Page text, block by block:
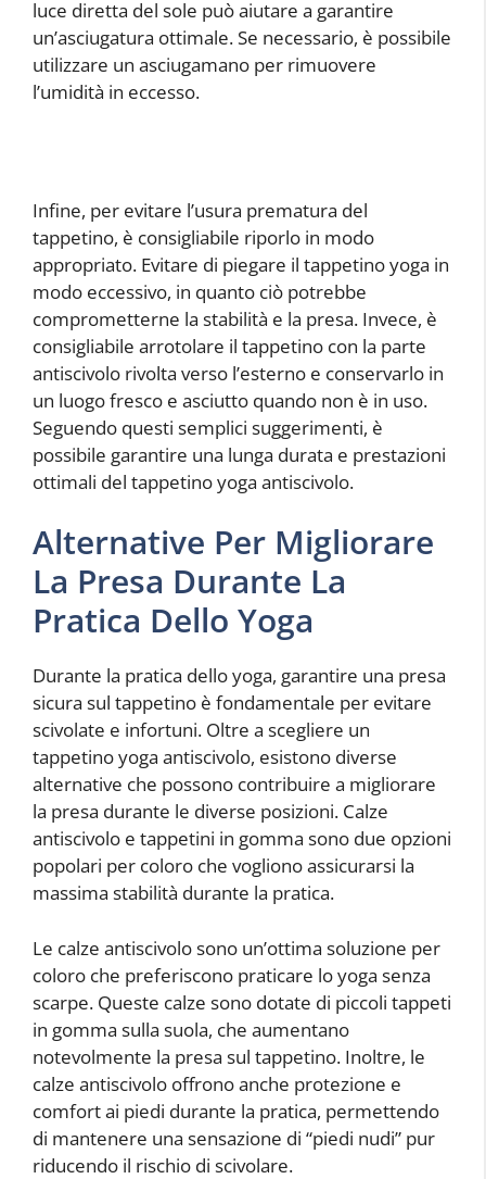
luce diretta del sole può aiutare a garantire
un’asciugatura ottimale. Se necessario, è possibile
utilizzare un asciugamano per rimuovere
l’umidità in eccesso.
Infine, per evitare l’usura prematura del
tappetino, è consigliabile riporlo in modo
appropriato. Evitare di piegare il tappetino yoga in
modo eccessivo, in quanto ciò potrebbe
comprometterne la stabilità e la presa. Invece, è
consigliabile arrotolare il tappetino con la parte
antiscivolo rivolta verso l’esterno e conservarlo in
un luogo fresco e asciutto quando non è in uso.
Seguendo questi semplici suggerimenti, è
possibile garantire una lunga durata e prestazioni
ottimali del tappetino yoga antiscivolo.
Alternative Per Migliorare
La Presa Durante La
Pratica Dello Yoga
Durante la pratica dello yoga, garantire una presa
sicura sul tappetino è fondamentale per evitare
scivolate e infortuni. Oltre a scegliere un
tappetino yoga antiscivolo, esistono diverse
alternative che possono contribuire a migliorare
la presa durante le diverse posizioni. Calze
antiscivolo e tappetini in gomma sono due opzioni
popolari per coloro che vogliono assicurarsi la
massima stabilità durante la pratica.
Le calze antiscivolo sono un’ottima soluzione per
coloro che preferiscono praticare lo yoga senza
scarpe. Queste calze sono dotate di piccoli tappeti
in gomma sulla suola, che aumentano
notevolmente la presa sul tappetino. Inoltre, le
calze antiscivolo offrono anche protezione e
comfort ai piedi durante la pratica, permettendo
di mantenere una sensazione di “piedi nudi” pur
riducendo il rischio di scivolare.